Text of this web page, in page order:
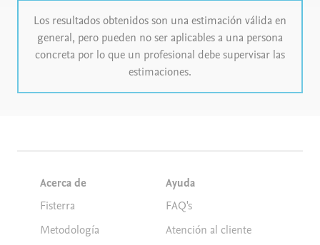
Los resultados obtenidos son una estimación válida en
general, pero pueden no ser aplicables a una persona
concreta por lo que un profesional debe supervisar las
estimaciones.
Acerca de
Fisterra
Metodología
Ayuda
FAQ's
Atención al cliente